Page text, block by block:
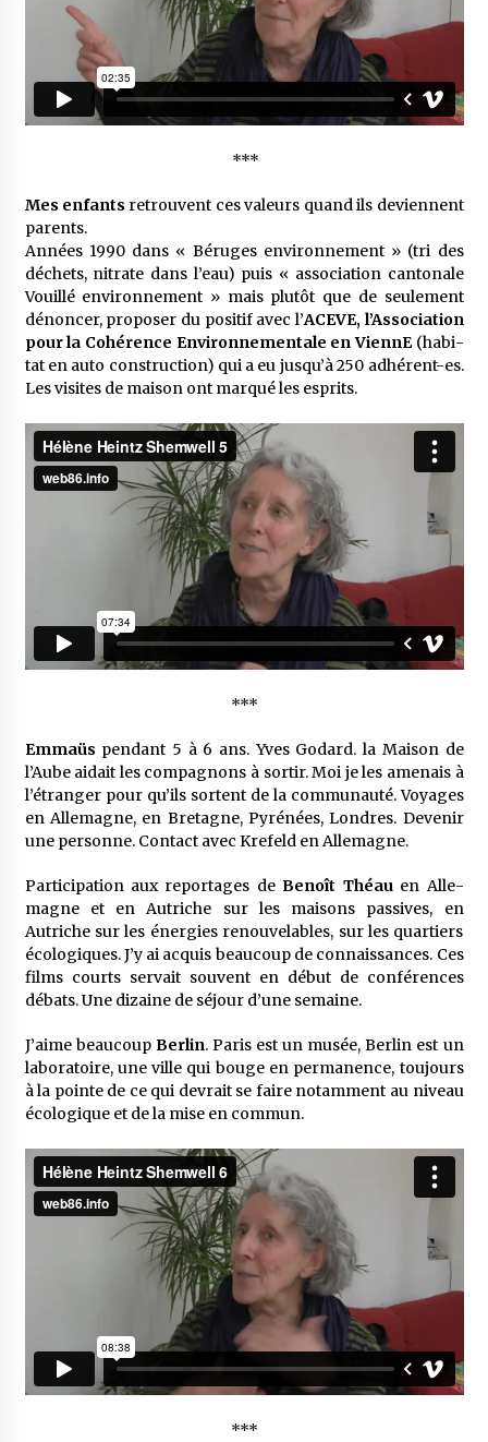
***
Mes enfants retrouvent ces valeurs quand ils deviennent
parents.
Années 1990 dans « Béruges envi­ron­ne­ment » (tri des
déchets, nitrate dans l’eau) puis « asso­cia­tion canto­nale
Vouillé envi­ron­ne­ment » mais plutôt que de seule­ment
dénon­cer, propo­ser du posi­tif avec l’ACEVE, l’As­so­cia­tion
pour la Cohé­rence Envi­ron­ne­men­tale en ViennE(habi­
tat en auto construc­tion) qui a eu jusqu’à 250 adhé­rent-es.
Les visites de maison ont marqué les esprits.
***
Emmaüs pendant 5 à 6 ans. Yves Godard. la Maison de
l’Aube aidait les compa­gnons à sortir. Moi je les amenais à
l’étran­ger pour qu’ils sortent de la commu­nauté. Voyages
en Alle­magne, en Bretagne, Pyré­nées, Londres. Deve­nir
une personne. Contact avec Krefeld en Alle­magne.
Parti­ci­pa­tion aux repor­tages deBenoît Théauen Alle­
magne et en Autriche sur les maisons passives, en
Autriche sur les éner­gies renou­ve­lables, sur les quar­tiers
écolo­giques. J’y ai acquis beau­coup de connais­sances. Ces
films courts servait souvent en début de confé­rences
débats. Une dizaine de séjour d’une semaine.
J’aime beau­coup Berlin. Paris est un musée, Berlin est un
labo­ra­toire, une ville qui bouge en perma­nence, toujours
à la pointe de ce qui devrait se faire notam­ment au niveau
écolo­gique et de la mise en commun.
***